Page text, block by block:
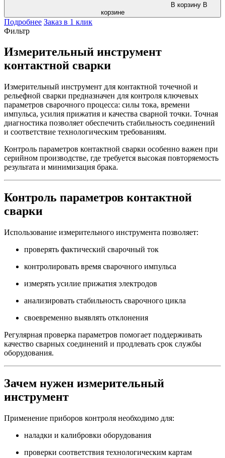
В корзину В
корзине
Подробнее Заказ в 1 клик
Фильтр
Измерительный инструмент
контактной сварки
Измерительный инструмент для контактной точечной и
рельефной сварки предназначен для контроля ключевых
параметров сварочного процесса: силы тока, времени
импульса, усилия прижатия и качества сварной точки. Точная
диагностика позволяет обеспечить стабильность соединений
и соответствие технологическим требованиям.
Контроль параметров контактной сварки особенно важен при
серийном производстве, где требуется высокая повторяемость
результата и минимизация брака.
Контроль параметров контактной
сварки
Использование измерительного инструмента позволяет:
проверять фактический сварочный ток
контролировать время сварочного импульса
измерять усилие прижатия электродов
анализировать стабильность сварочного цикла
своевременно выявлять отклонения
Регулярная проверка параметров помогает поддерживать
качество сварных соединений и продлевать срок службы
оборудования.
Зачем нужен измерительный
инструмент
Применение приборов контроля необходимо для:
наладки и калибровки оборудования
проверки соответствия технологическим картам